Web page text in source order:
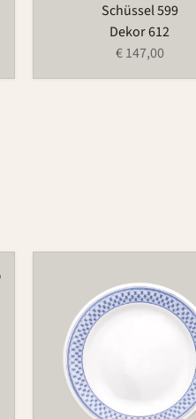
Schüssel 599
Dekor 612
€ 147,00